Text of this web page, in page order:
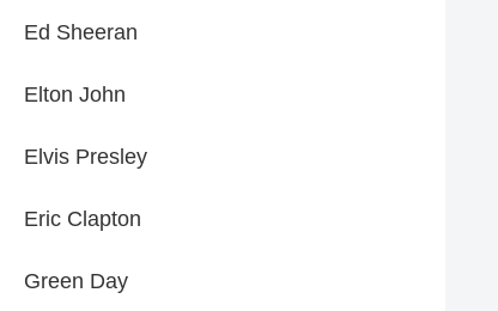
Ed Sheeran
Elton John
Elvis Presley
Eric Clapton
Green Day